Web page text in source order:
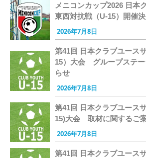
メニコンカップ2026 日本
東西対抗戦（U-15）開催
2026年7月8日
第41回 日本クラブユース
15）大会 グループステー
らせ
2026年7月8日
第41回 日本クラブユース
15)大会 取材に関するご
2026年7月8日
第41回 日本クラブユース